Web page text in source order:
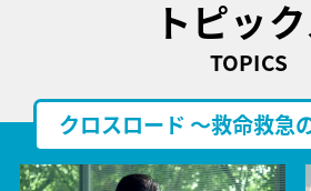
トピッ
TOPICS
クロスロード ～救命救急